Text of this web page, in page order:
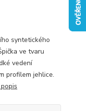
syntetického
ve tvaru
vedení
profilem jehlice.